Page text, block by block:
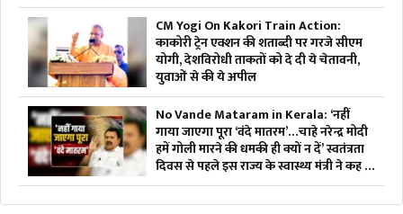
CM Yogi On Kakori Train Action:
काकोरी ट्रेन एक्शन की शताब्दी पर गरजे सीएम
योगी, देशविरोधी ताकतों को दे दी ये चेतावनी,
युवाओं से की ये अपील
No Vande Mataram in Kerala: ‘नहीं
गाया जाएगा पूरा ‘वंदे मातरम’…चाहे नरेन्द्र मोदी
हमें गोली मारने की धमकी ही क्यों न दें’ स्वतंत्रता
दिवस से पहले इस राज्य के स्वास्थ्य मंत्री ने कह दी
बड़ी बात